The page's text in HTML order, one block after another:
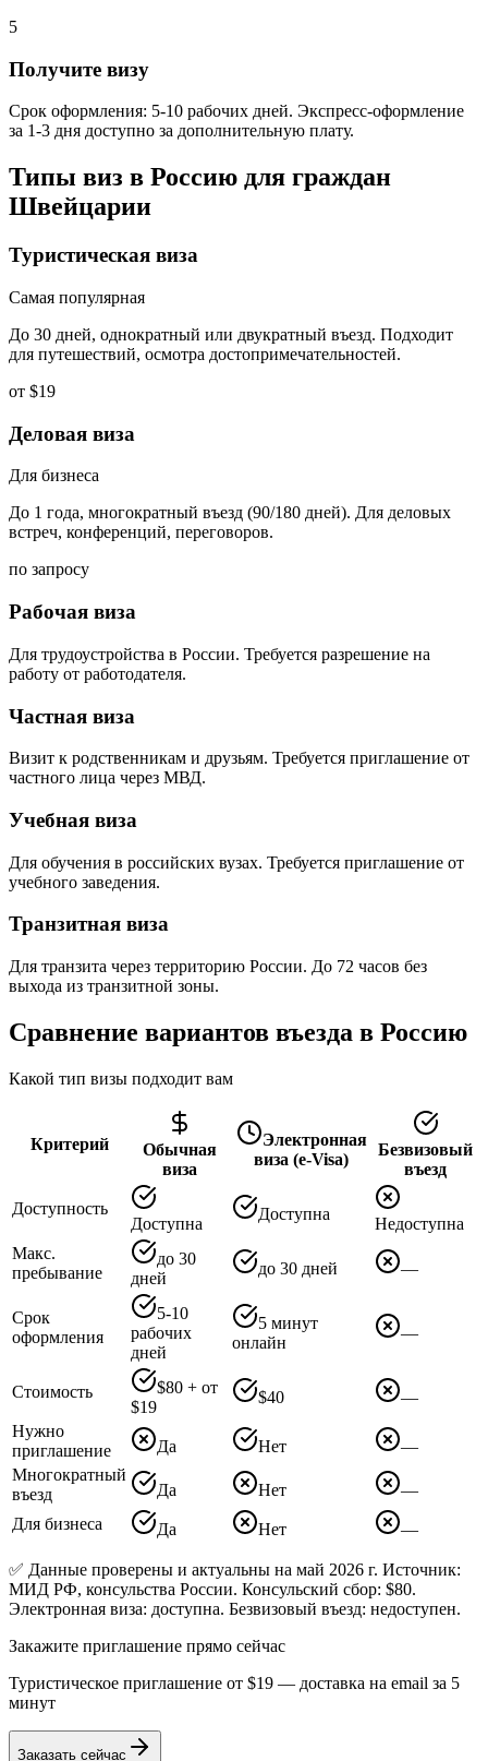
5
Получите визу
Срок оформления: 5-10 рабочих дней. Экспресс-оформление
за 1-3 дня доступно за дополнительную плату.
Типы виз в Россию для граждан
Швейцарии
Туристическая виза
Самая популярная
До 30 дней, однократный или двукратный въезд. Подходит
для путешествий, осмотра достопримечательностей.
от $19
Деловая виза
Для бизнеса
До 1 года, многократный въезд (90/180 дней). Для деловых
встреч, конференций, переговоров.
по запросу
Рабочая виза
Для трудоустройства в России. Требуется разрешение на
работу от работодателя.
Частная виза
Визит к родственникам и друзьям. Требуется приглашение от
частного лица через МВД.
Учебная виза
Для обучения в российских вузах. Требуется приглашение от
учебного заведения.
Транзитная виза
Для транзита через территорию России. До 72 часов без
выхода из транзитной зоны.
Сравнение вариантов въезда в Россию
Какой тип визы подходит вам
Критерий
Обычная
виза
Электронная
виза (e-Visa)
Безвизовый
въезд
Доступность
Доступна
Доступна
Недоступна
Макс.
пребывание
до 30
дней
до 30 дней —
Срок
оформления
5-10
рабочих
дней
5 минут
онлайн
—
Стоимость
$80 + от
$19
$40
—
Нужно
приглашение
Да Нет
—
Многократный
въезд
Да Нет
—
Для бизнеса
Да Нет —
✅ Данные проверены и актуальны на май 2026 г. Источник:
МИД РФ, консульства России. Консульский сбор: $80.
Электронная виза: доступна. Безвизовый въезд: недоступен.
Закажите приглашение прямо сейчас
Туристическое приглашение от $19 — доставка на email за 5
минут
Заказать сейчас